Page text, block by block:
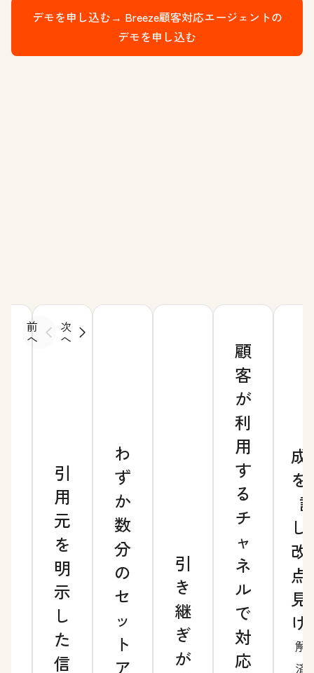
デモを申し込む→ Breeze顧客対応エージェントの
デモを申し込む
前
へ
次
へ
引
用
元
を
明
示
し
た
信
わ
ず
か
数
分
の
セ
ッ
ト
ア
引
き
継
ぎ
が
顧
客
が
利
用
す
る
チ
ャ
ネ
ル
で
対
応
成
を
改
点
見
け
解
済